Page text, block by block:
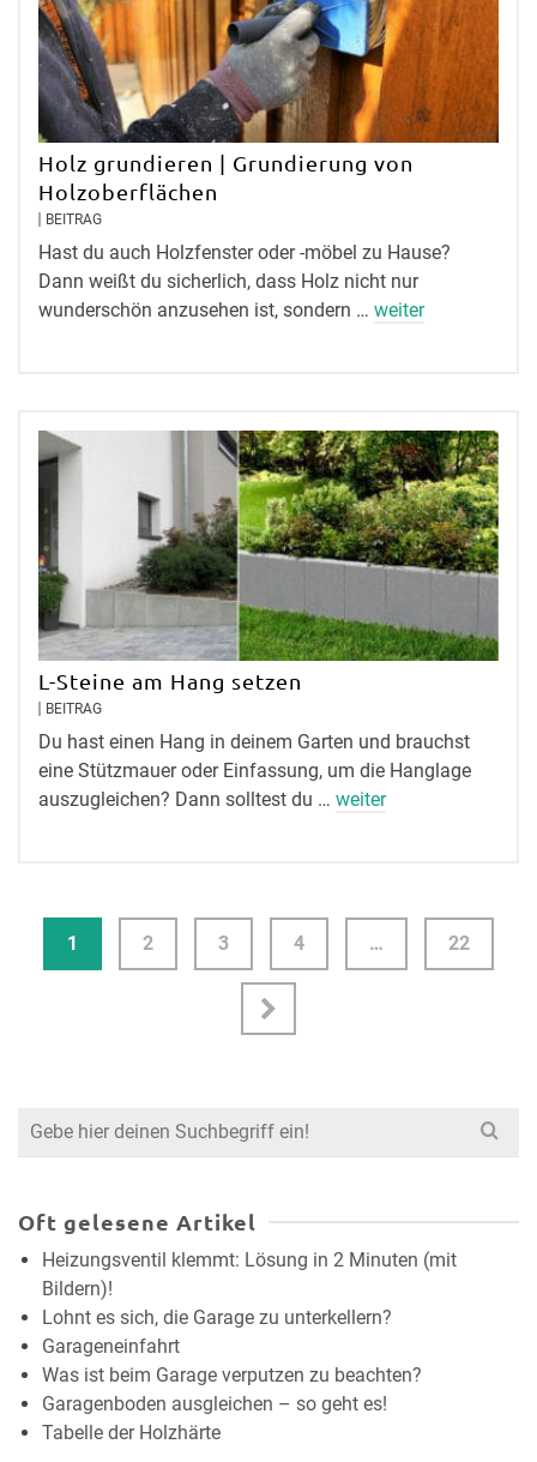
Holz grundieren | Grundierung von
Holzoberflächen
BEITRAG
Hast du auch Holzfenster oder -möbel zu Hause?
Dann weißt du sicherlich, dass Holz nicht nur
wunderschön anzusehen ist, sondern … weiter
L-Steine am Hang setzen
BEITRAG
Du hast einen Hang in deinem Garten und brauchst
eine Stützmauer oder Einfassung, um die Hanglage
auszugleichen? Dann solltest du … weiter
1 2 3 4 … 22
Search
Oft gelesene Artikel
Heizungsventil klemmt: Lösung in 2 Minuten (mit
Bildern)!
Lohnt es sich, die Garage zu unterkellern?
Garageneinfahrt
Was ist beim Garage verputzen zu beachten?
Garagenboden ausgleichen – so geht es!
Tabelle der Holzhärte